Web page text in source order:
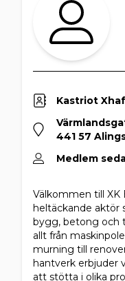
Kastriot
441 57
Medlem
Välkommen till XK
heltäckande aktör
bygg, betong och
allt från
murning till
hantverk erbjuder
att stötta i olika